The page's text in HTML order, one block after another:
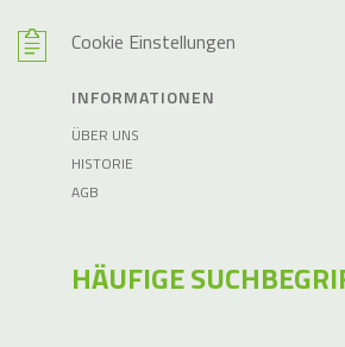
Cookie Einstellungen
INFORMATIONEN
ÜBER UNS
HISTORIE
AGB
HÄUFIGE